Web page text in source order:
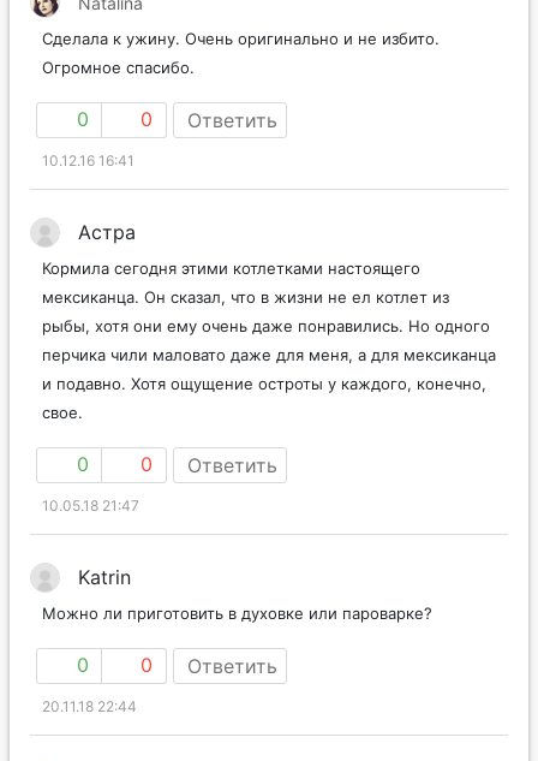
Сделала к ужину. Очень оригинально и не избито.
Огромное спасибо.
0 0 Ответить
10.12.16 16:41
Астра
Кормила сегодня этими котлетками настоящего
мексиканца. Он сказал, что в жизни не ел котлет из
рыбы, хотя они ему очень даже понравились. Но одного
перчика чили маловато даже для меня, а для мексиканца
и подавно. Хотя ощущение остроты у каждого, конечно,
свое.
0 0 Ответить
10.05.18 21:47
Katrin
Можно ли приготовить в духовке или пароварке?
0 0 Ответить
20.11.18 22:44